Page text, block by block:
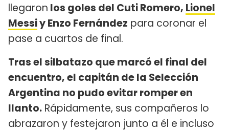
llegaron los goles del Cuti Romero, Lionel
Messiy Enzo Fernández para coronar el
pase a cuartos de final.
Tras el silbatazo que marcó el final del
encuentro, el capitán de la Selección
Argentina no pudo evitar romper en
llanto. Rápidamente, sus compañeros lo
abrazaron y festejaron junto a él e incluso